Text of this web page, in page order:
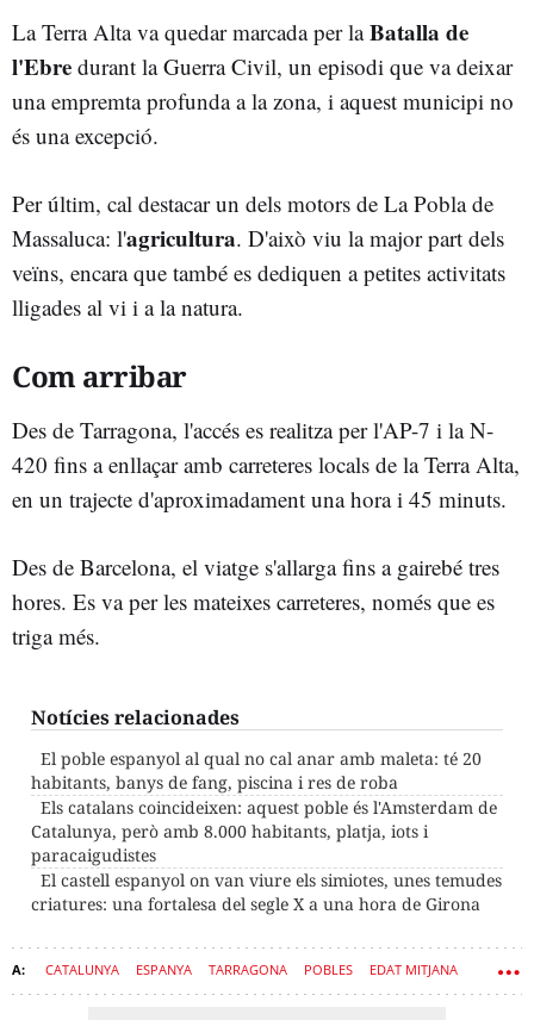
La Terra Alta va quedar marcada per laBatalla de
l'Ebre durant la Guerra Civil, un episodi que va deixar
una empremta profunda a la zona, i aquest municipi no
és una excepció.
Per últim, cal destacar un dels motors de La Pobla de
Massaluca: l'agricultura. D'això viu la major part dels
veïns, encara que també es dediquen a petites activitats
lligades al vi i a la natura.
Com arribar
Des de Tarragona, l'accés es realitza per l'AP-7 i la N-
420 fins a enllaçar amb carreteres locals de la Terra Alta,
en un trajecte d'aproximadament una hora i 45 minuts.
Des de Barcelona, el viatge s'allarga fins a gairebé tres
hores. Es va per les mateixes carreteres, només que es
triga més.
Notícies relacionades
El poble espanyol al qual no cal anar amb maleta: té 20
habitants, banys de fang, piscina i res de roba
Els catalans coincideixen: aquest poble és l'Amsterdam de
Catalunya, però amb 8.000 habitants, platja, iots i
paracaigudistes
El castell espanyol on van viure els simiotes, unes temudes
criatures: una fortalesa del segle X a una hora de Girona
CATALUNYA ESPANYA TARRAGONA POBLES EDAT MITJANA